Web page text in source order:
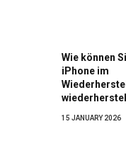
Wie können
iPhone im
15 JANUARY 2026